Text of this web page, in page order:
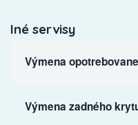
Iné servisy
Výmena
Výmena zadného